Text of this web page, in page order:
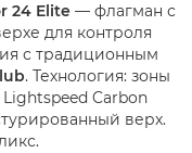
24 Elite — флагман с
для контроля
с традиционным
. Технология: зоны
Carbon
верх.